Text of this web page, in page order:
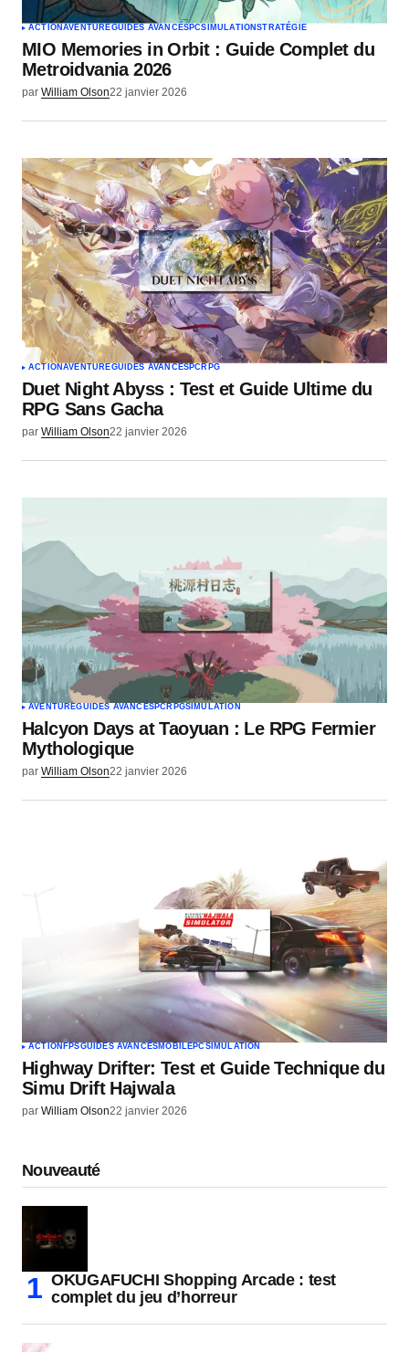
ACTIONAVENTUREGUIDES AVANCÉS PCSIMULATIONSTRATÉGIE
MIO Memories in Orbit : Guide Complet du
Metroidvania 2026
par William Olson22 janvier 2026
ACTIONAVENTUREGUIDES AVANCÉS PC RPG
Duet Night Abyss : Test et Guide Ultime du
RPG Sans Gacha
par William Olson22 janvier 2026
AVENTUREGUIDES AVANCÉSPC RPGSIMULATION
Halcyon Days at Taoyuan : Le RPG Fermier
Mythologique
par William Olson22 janvier 2026
ACTION FPSGUIDES AVANCÉSMOBILE PC SIMULATION
Highway Drifter: Test et Guide Technique du
Simu Drift Hajwala
par William Olson22 janvier 2026
Nouveauté
OKUGAFUCHI Shopping Arcade : test
complet du jeu d’horreur